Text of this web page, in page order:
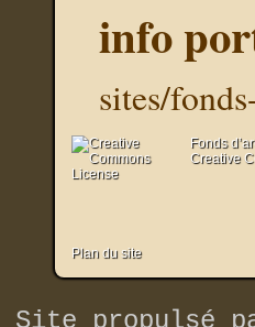
info
sites/
Fonds
Creative
Plan du site
Site propulsé